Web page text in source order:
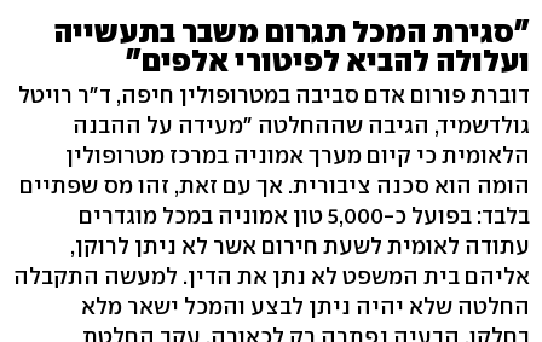
"סגירת המכל תגרום משבר בתעשייה
ועלולה להביא לפיטורי אלפים"
דוברת פורום אדם סביבה במטרופולין חיפה, ד״ר רויטל
גולדשמיד, הגיבה שההחלטה "מעידה על ההבנה
הלאומית כי קיום מערך אמוניה במרכז מטרופולין
הומה הוא סכנה ציבורית. אך עם זאת, זהו מס שפתיים
בלבד: בפועל כ-5,000 טון אמוניה במכל מוגדרים
עתודה לאומית לשעת חירום אשר לא ניתן לרוקן,
אליהם בית המשפט לא נתן את הדין. למעשה התקבלה
החלטה שלא יהיה ניתן לבצע והמכל ישאר מלא